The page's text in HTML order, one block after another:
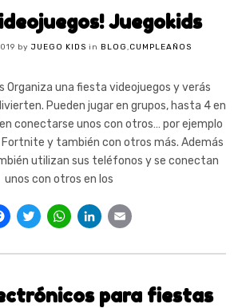
Juegokids
by JUEGO KIDS in BLOG,CUMPLEAÑOS
Organiza una fiesta videojuegos y verás
Pueden jugar en grupos, hasta 4 en
conectarse unos con otros… por ejemplo
y también con otros más. Además
utilizan sus teléfonos y se conectan
unos con otros en los
Facebook
Twitter
WhatsApp
LinkedIn
para fiestas